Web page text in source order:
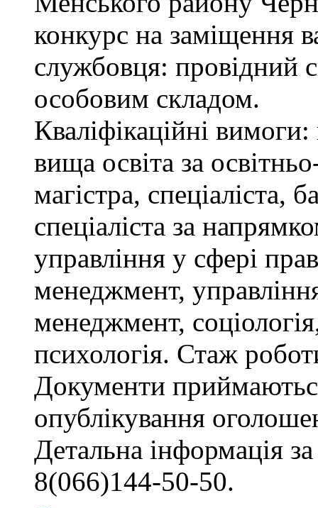
конкурс на заміщення
службовця: провідний
особовим складом.
Кваліфікаційні
вища освіта за
магістра, спеціаліста,
спеціаліста за
управління у сфері
менеджмент,
менеджмент,
психологія. Стаж
Документи
опублікування
Детальна інформація
8(066)144-50-50.